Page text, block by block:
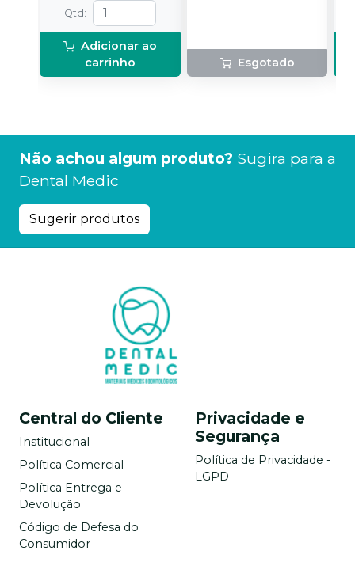
Qtd :
Adicionar ao
carrinho
Esgotado
Não achou algum produto? Sugira para a
Dental Medic
Sugerir produtos
Central do Cliente
Institucional
Política Comercial
Política Entrega e
Devolução
Código de Defesa do
Consumidor
Privacidade e
Segurança
Política de Privacidade -
LGPD